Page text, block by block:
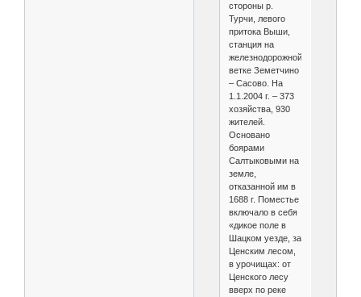
стороны р.
Турчи, левого
притока Выши,
станция на
железнодорожной
ветке Земетчино
– Сасово. На
1.1.2004 г. – 373
хозяйства, 930
жителей.
Основано
боярами
Салтыковыми на
земле,
отказанной им в
1688 г. Поместье
включало в себя
«дикое поле в
Шацком уезде, за
Ценским лесом,
в урочищах: от
Ценского лесу
вверх по реке